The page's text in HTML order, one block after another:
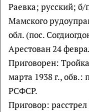
Раевка; русский; б/
Мамского
обл. (пос.
Арестован 24
Приговорен:
марта 1938 г., обв.:
РСФСР.
Приговор: расстрел